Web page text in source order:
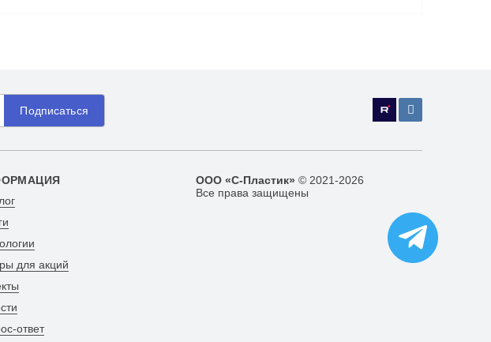
Подписаться
для акций
ответ
ООО «С-Пластик» © 2021-2026
Все права защищены